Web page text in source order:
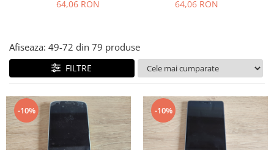
Makita
Maxcom
Meizu
OralB
Philips
RC LiPo
Laveta
Mufa Jack
Pen
Periute de dinti electrice
Prelungitor USB
Rama ras
Suport MicroUSB
64,06 RON
64,06 RON
Afiseaza: 49-72 din 79 produse
FILTRE
-10% -10%